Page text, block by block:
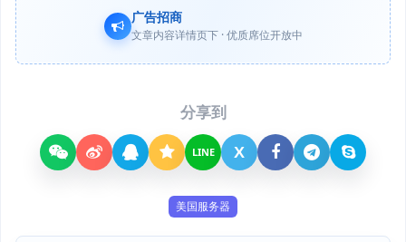
广告招商
文章内容详情页下 · 优质席位开放中
分享到
LINE X
美国服务器